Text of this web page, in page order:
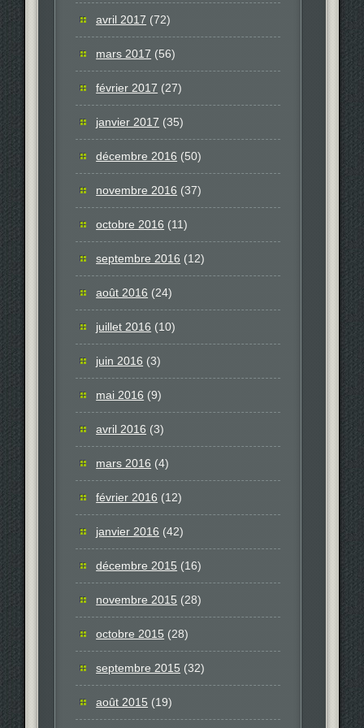
avril 2017 (72)
mars 2017 (56)
février 2017 (27)
janvier 2017 (35)
décembre 2016 (50)
novembre 2016 (37)
octobre 2016 (11)
septembre 2016 (12)
août 2016 (24)
juillet 2016 (10)
juin 2016 (3)
mai 2016 (9)
avril 2016 (3)
mars 2016 (4)
février 2016 (12)
janvier 2016 (42)
décembre 2015 (16)
novembre 2015 (28)
octobre 2015 (28)
septembre 2015 (32)
août 2015 (19)